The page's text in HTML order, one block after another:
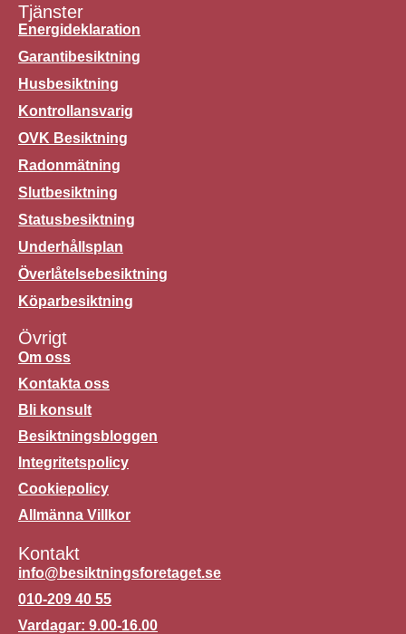
Tjänster
Energideklaration
Garantibesiktning
Husbesiktning
Kontrollansvarig
OVK Besiktning
Radonmätning
Slutbesiktning
Statusbesiktning
Underhållsplan
Överlåtelsebesiktning
Köparbesiktning
Övrigt
Om oss
Kontakta oss
Bli konsult
Besiktningsbloggen
Integritetspolicy
Cookiepolicy
Allmänna Villkor
Kontakt
info@besiktningsforetaget.se
010-209 40 55
Vardagar: 9.00-16.00